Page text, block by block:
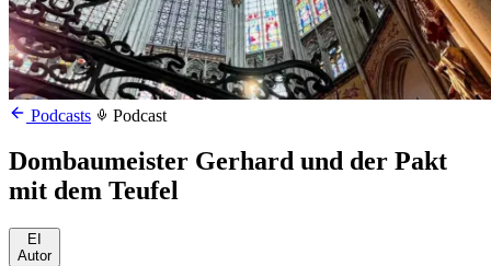
Podcasts Podcast
Dombaumeister Gerhard und der Pakt
mit dem Teufel
EI
Autor